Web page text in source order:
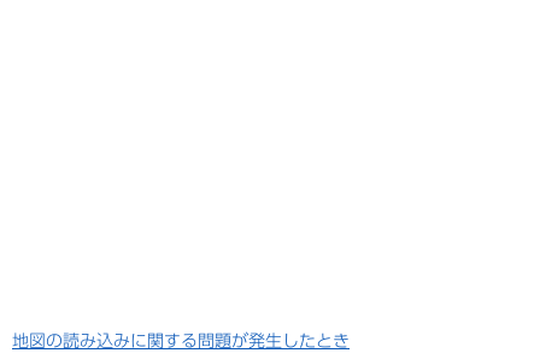
地図の読み込みに関する問題が発生したとき